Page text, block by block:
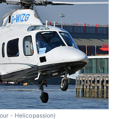
- Helicopassion)